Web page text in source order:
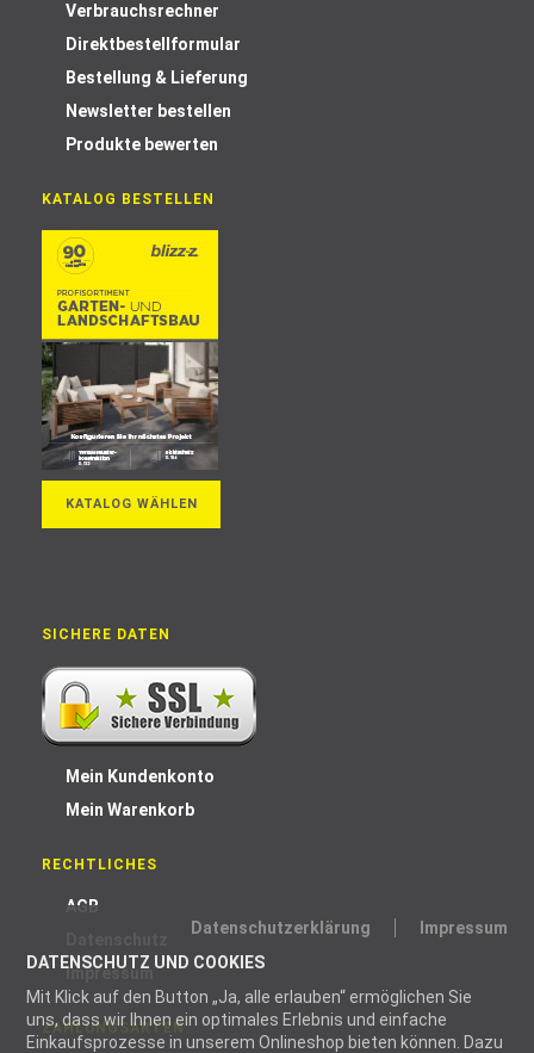
Datenschutzerklärung
Impressum
DATENSCHUTZ UND COOKIES
Mit Klick auf den Button „Ja, alle erlauben“ ermöglichen Sie
uns, dass wir Ihnen ein optimales Erlebnis und einfache
Einkaufsprozesse in unserem Onlineshop bieten können. Dazu
Verbrauchsrechner
Direktbestellformular
Bestellung & Lieferung
Newsletter bestellen
Produkte bewerten
KATALOG BESTELLEN
KATALOG WÄHLEN
SICHERE DATEN
Mein Kundenkonto
Mein Warenkorb
RECHTLICHES
AGB
Impressum
ZAHLUNGSARTEN